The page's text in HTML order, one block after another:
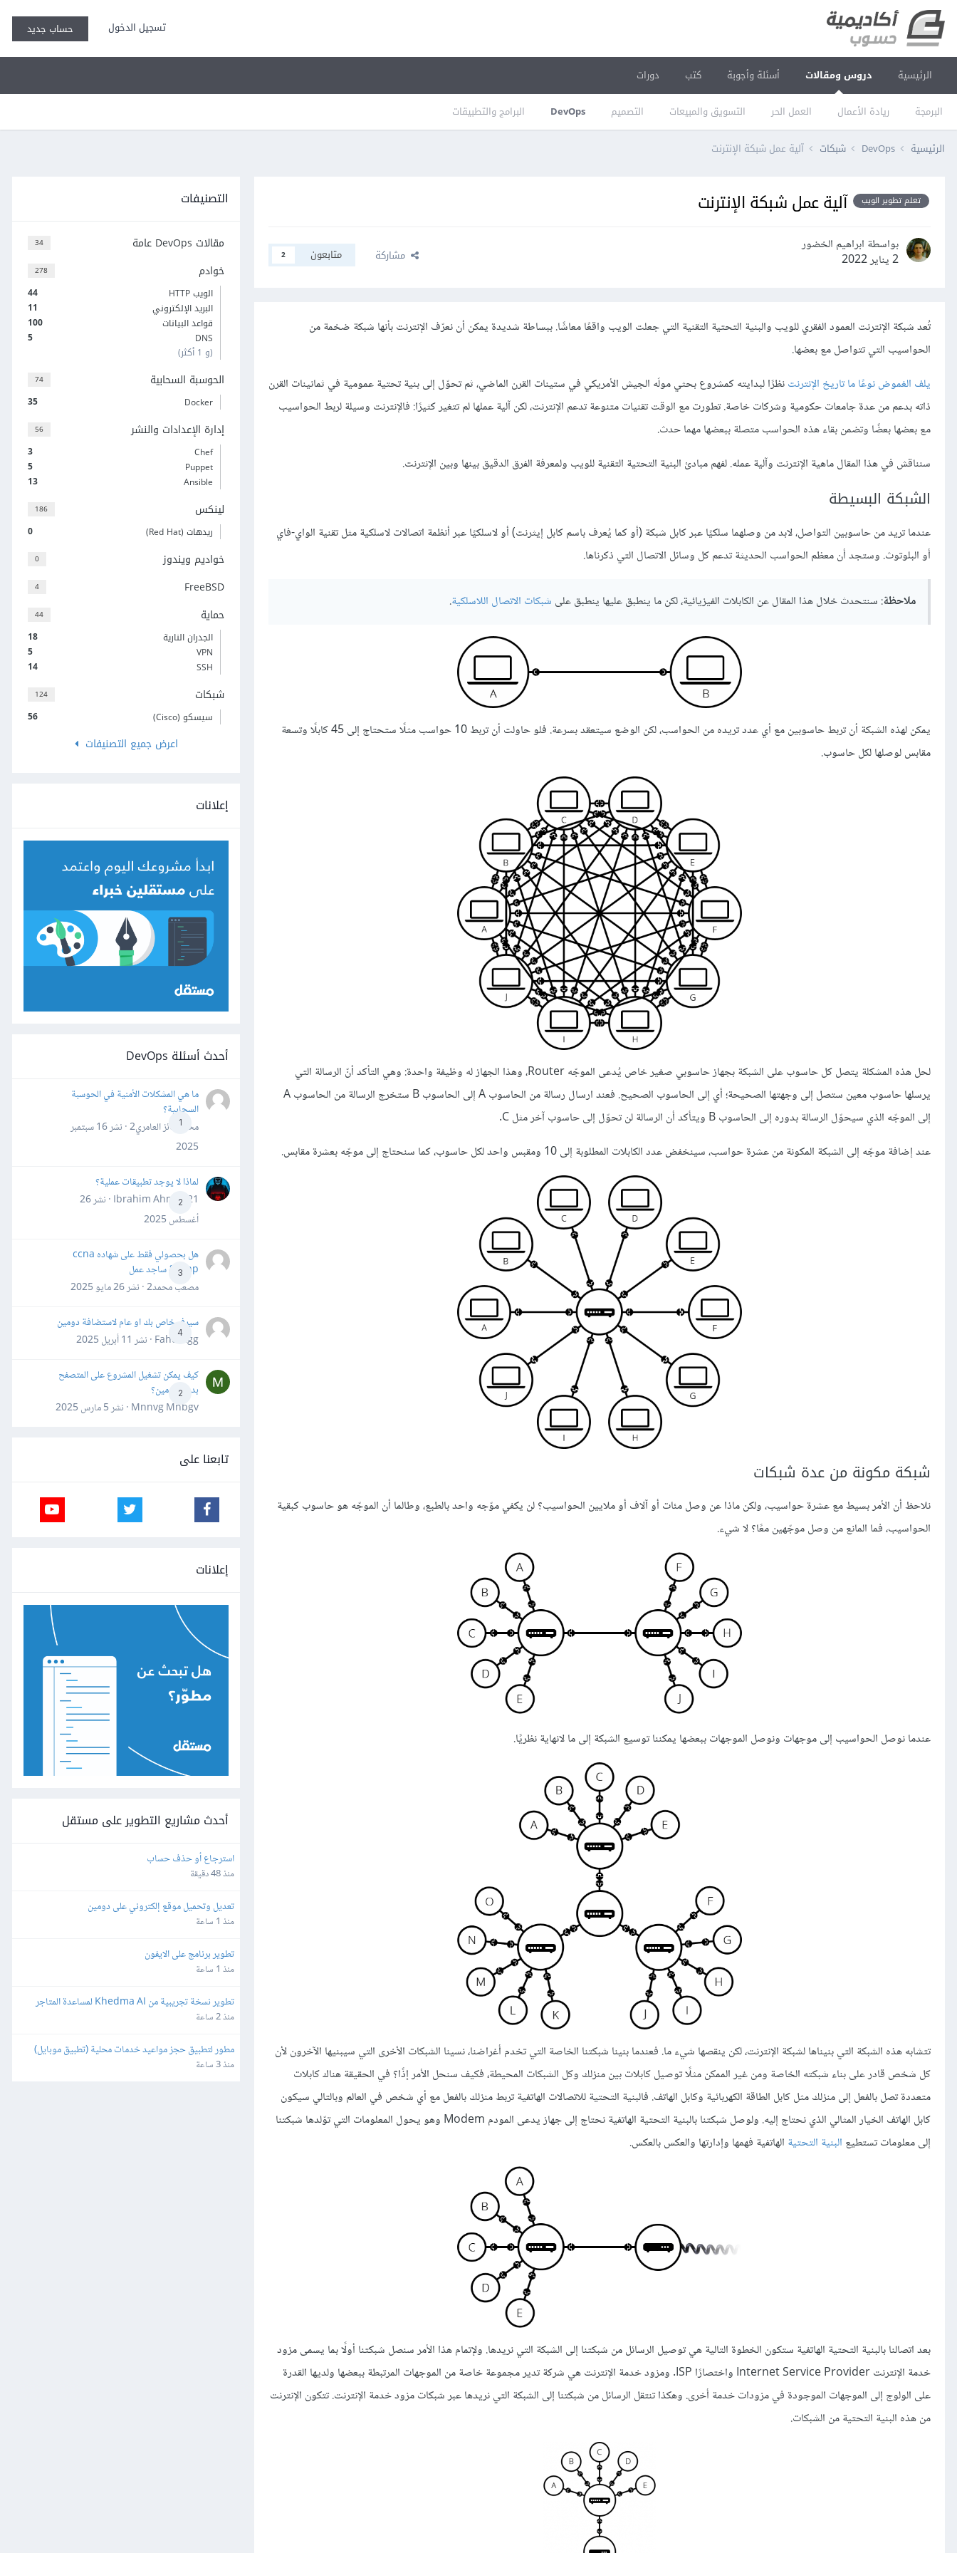
تسجيل الدخول حساب جديد
الرئيسية دروس ومقالات
البرمجة ريادة الأعمال العمل الحر التسويق والمبيعات التصميم DevOps البرامج والتطبيقات
أسئلة وأجوبة كتب دورات
الرئيسية DevOps شبكات آلية عمل شبكة الإنترنت
تعلم تطوير الويب آلية عمل شبكة الإنترنت
بواسطة ابراهيم الخضور
2 يناير 2022
مشاركة متابعون 2
تُعد شبكة الإنترنت العمود الفقري للويب والبنية التحتية التقنية التي جعلت الويب واقعًا معاشًا. ببساطة شديدة يمكن أن نعرّف الإنترنت بأنها شبكة ضخمة من
الحواسيب التي تتواصل مع بعضها.
يلف الغموض نوعًا ما تاريخ الإنترنتنظرًا لبدايته كمشروع بحثي مولَه الجيش الأمريكي في ستينات القرن الماضي، ثم تحوّل إلى بنية تحتية عمومية في ثمانينات القرن
ذاته بدعم من عدة جامعات حكومية وشركات خاصة. تطورت مع الوقت تقنيات متنوعة تدعم الإنترنت، لكن آلية عملها لم تتغير كثيرًا: فالإنترنت وسيلة لربط الحواسيب
مع بعضها بعضًا وتضمن بقاء هذه الحواسب متصلة ببعضها مهما حدث.
سنناقش في هذا المقال ماهية الإنترنت وآلية عمله. لفهم مبادئ البنية التحتية التقنية للويب ولمعرفة الفرق الدقيق بينها وبين الإنترنت.
الشبكة البسيطة
عندما تريد من حاسوبين التواصل، لابد من وصلهما سلكيًا عبر كابل شبكة (أو كما يُعرف باسم كابل إيثرنت) أو لاسلكيًا عبر أنظمة اتصالات لاسلكية مثل تقنية الواي-فاي
أو البلوتوث. وستجد أن معظم الحواسب الحديثة تدعم كل وسائل الاتصال التي ذكرناها.
ملاحظة: سنتحدث خلال هذا المقال عن الكابلات الفيزيائية، لكن ما ينطبق عليها ينطبق على شبكات الاتصال اللاسلكية.
يمكن لهذه الشبكة أن تربط حاسوبين مع أي عدد تريده من الحواسب، لكن الوضع سيتعقد بسرعة. فلو حاولت أن تربط 10 حواسب مثلًا ستحتاج إلى 45 كابلًا وتسعة
مقابس لوصلها لكل حاسوب.
لحل هذه المشكلة يتصل كل حاسوب على الشبكة بجهاز حاسوبي صغير خاص يُدعى الموجّه Router، وهذا الجهاز له وظيفة واحدة: وهي التأكد أنّ الرسالة التي
يرسلها حاسوب معين ستصل إلى وجهتها الصحيحة؛ أي إلى الحاسوب الصحيح. فعند ارسال رسالة من الحاسوب A إلى الحاسوب B ستخرج الرسالة من الحاسوب A
إلى الموجّه الذي سيحوّل الرسالة بدوره إلى الحاسوب B ويتأكد أن الرسالة لن تحوّل إلى حاسوب آخر مثل C.
عند إضافة موجّه إلى الشبكة المكونة من عشرة حواسب، سينخفض عدد الكابلات المطلوبة إلى 10 ومقبس واحد لكل حاسوب، كما سنحتاج إلى موجّه بعشرة مقابس.
شبكة مكونة من عدة شبكات
نلاحظ أن الأمر بسيط مع عشرة حواسيب، ولكن ماذا عن وصل مئات أو آلاف أو ملايين الحواسيب؟ لن يكفي موّجه واحد بالطبع، وطالما أن الموجّه هو حاسوب كبقية
الحواسيب، فما المانع من وصل موجّهين معًا؟ لا شيء.
عندما نوصل الحواسيب إلى موجهات ونوصل الموجهات ببعضها يمكننا توسيع الشبكة إلى ما لانهاية نظريًا.
تتشابه هذه الشبكة التي بنيناها لشبكة الإنترنت، لكن ينقصها شيء ما. فعندما بنينا شبكتنا الخاصة التي تخدم أغراضنا، نسينا الشبكات الأخرى التي سيبنيها الآخرون لأن
كل شخص قادر على بناء شبكته الخاصة ومن غير الممكن مثلًا توصيل كابلات بين منزلك وكل الشبكات المحيطة، فكيف سنحل الأمر إذًا؟ في الحقيقة هناك كابلات
متعددة تصل بالفعل إلى منزلك مثل كابل الطاقة الكهربائية وكابل الهاتف. فالبنية التحتية للاتصالات الهاتفية تربط منزلك بالفعل مع أي شخص في العالم وبالتالي سيكون
كابل الهاتف الخيار المثالي الذي نحتاج إليه. ولوصل شبكتنا بالبنية التحتية الهاتفية نحتاج إلى جهاز يدعى المودم Modem وهو يحول المعلومات التي توّلدها شبكتنا
إلى معلومات تستطيع البنية التحتية الهاتفية فهمها وإدارتها والعكس بالعكس.
بعد اتصالنا بالبنية التحتية الهاتفية ستكون الخطوة التالية هي توصيل الرسائل من شبكتنا إلى الشبكة التي نريدها. ولإتمام هذا الأمر سنصل شبكتنا أولًا بما يسمى مزود
خدمة الإنترنت Internet Service Provider واختصارًا ISP. ومزود خدمة الإنترنت هي شركة تدير مجموعة خاصة من الموجهات المرتبطة ببعضها ولديها القدرة
على الولوج إلى الموجهات الموجودة في مزودات خدمة أخرى. وهكذا تنتقل الرسائل من شبكتنا إلى الشبكة التي نريدها عبر شبكات مزود خدمة الإنترنت. تتكون الإنترنت
من هذه البنية التحتية من الشبكات.
التصنيفات
34 مقالات DevOps عامة
278 خوادم
44
الويب HTTP
11
البريد الإلكتروني
100
قواعد البيانات
5
DNS
(و 1 أكثر)
74 الحوسبة السحابية
35 Docker
56 إدارة الإعدادات والنشر
3
Chef
5
Puppet
13
Ansible
186 لينكس
0 ريدهات (Red Hat)
0 خواديم ويندوز
4 FreeBSD
44 حماية
18
الجدران النارية
5
VPN
14
SSH
124 شبكات
56 سيسكو (Cisco)
اعرض جميع التصنيفات
إعلانات
أحدث أسئلة DevOps
1
ما هي المشكلات الأمنية في الحوسبة
السحابية؟
محمد فائز العامري2 · نشر
16 سبتمبر
2025
2
لماذا لا يوجد تطبيقات عملية؟
Ibrahim Ahmed21 · نشر
26
أغسطس 2025
3
هل بحصولي فقط على شهاده ccna
&ccnp ساجد عمل
مصعب محمد2 · نشر
26 مايو 2025
4
سيرفر خاص بك او عام لاستضافة دومين
Fahd Ggg · نشر
11 أبريل 2025
2
كيف يمكن تشغيل المشروع على المتصفح
بدون دومين؟
Mnnvg Mnbgv · نشر
5 مارس 2025
تابعنا على
إعلانات
أحدث مشاريع التطوير على مستقل
استرجاع أو حذف حساب
منذ 48 دقيقة
تعديل وتحميل موقع إلكتروني على دومين
منذ 1 ساعة
تطوير برنامج على الايفون
منذ 1 ساعة
تطوير نسخة تجريبية من Khedma AI لمساعدة المتاجر
منذ 2 ساعة
مطور لتطبيق حجز مواعيد خدمات محلية (تطبيق موبايل)
منذ 3 ساعة